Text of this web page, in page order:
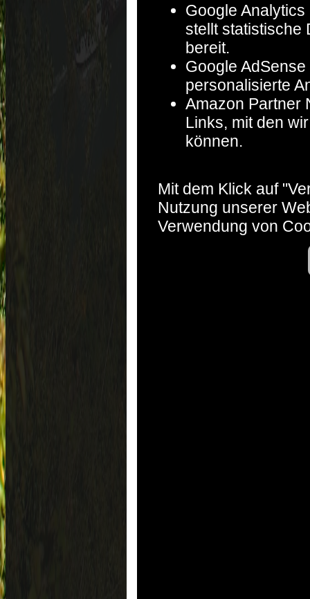
Google
stellt statistische
bereit.
Google
personalisierte
Amazon Partner
Links, mit den
können.
Mit dem Klick auf
Nutzung unserer
Verwendung von